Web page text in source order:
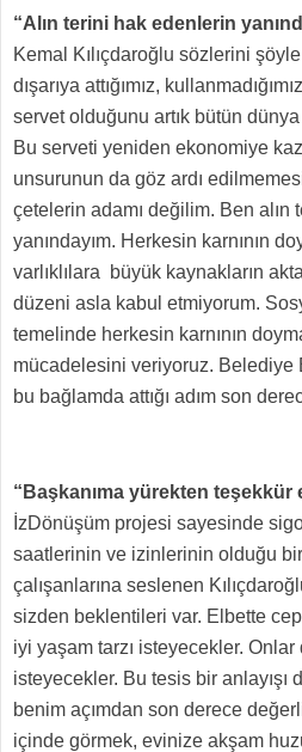
“Alın terini hak edenlerin
Kemal Kılıçdaroğlu sözlerini
dışarıya attığımız,
servet olduğunu artık bütün
Bu serveti yeniden ekonomiye
unsurunun da göz ardı
çetelerin adamı değilim. Ben alın
yanındayım. Herkesin karnının
varlıklılara büyük kaynakların
düzeni asla kabul etmiyorum.
temelinde herkesin karnının
mücadelesini veriyoruz. Belediye
bu bağlamda attığı adım son
“Başkanıma yürekten teşekkür
İzDönüşüm projesi sayesinde
saatlerinin ve izinlerinin olduğu
çalışanlarına seslenen
sizden beklentileri var. Elbette
iyi yaşam tarzı isteyecekler.
isteyecekler. Bu tesis bir anlayışı
benim açımdan son derece
içinde görmek, evinize akşam